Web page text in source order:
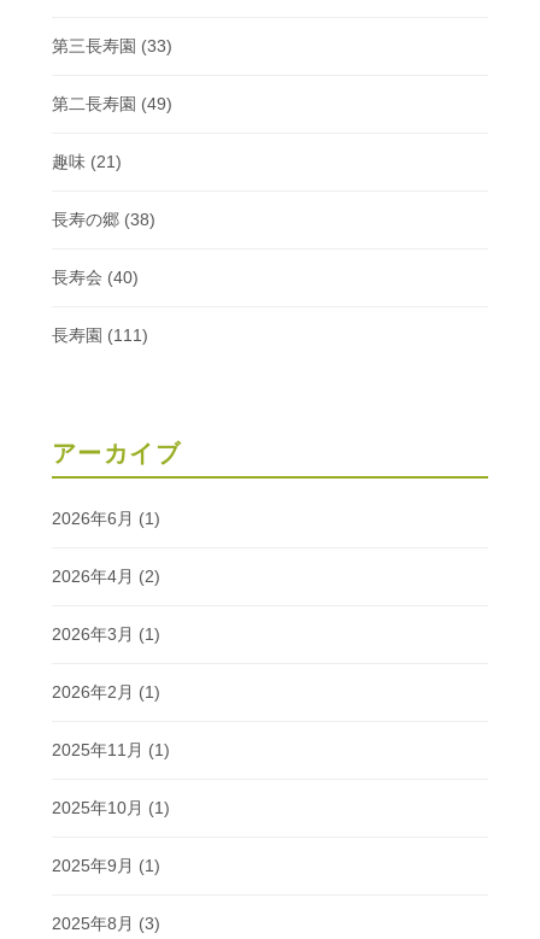
第三長寿園 (33)
第二長寿園 (49)
趣味(21)
長寿の郷(38)
長寿会 (40)
長寿園 (111)
アーカイブ
2026年6月 (1)
2026年4月 (2)
2026年3月 (1)
2026年2月 (1)
2025年11月 (1)
2025年10月 (1)
2025年9月 (1)
2025年8月 (3)